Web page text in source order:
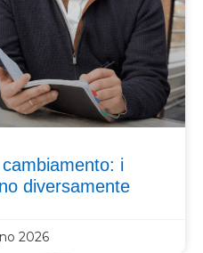
i
diversamente
2026